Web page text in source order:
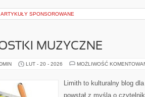
ARTYKUŁY SPONSOROWANE
MUZYCZNE
LUT - 20 - 2026 MOŻLIWOŚĆ
Limith to kulturalny blog
powstał z myślą o